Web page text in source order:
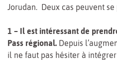
Jorudan. Deux cas peuvent se
1 – Il est intéressant de
Pass régional. Depuis
il ne faut pas hésiter à